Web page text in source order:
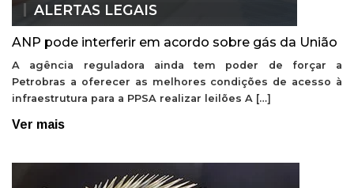
ALERTAS LEGAIS
ANP pode interferir em acordo sobre gás da União
A agência reguladora ainda tem poder de forçar a
Petrobras a oferecer as melhores condições de acesso à
infraestrutura para a PPSA realizar leilões A […]
Ver mais